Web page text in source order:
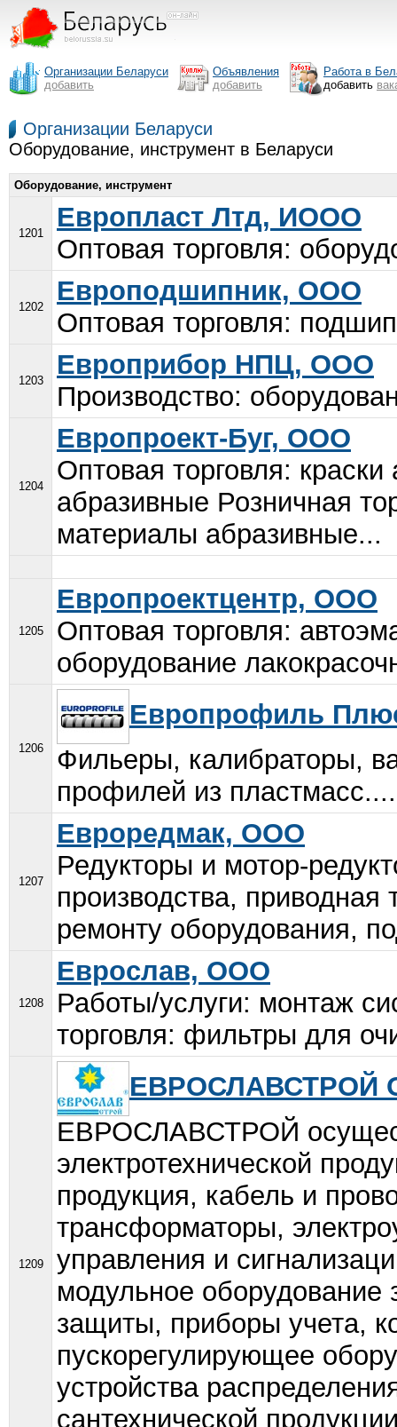
Организации Беларуси
добавить
Объявления
добавить
Работа в
добавить
Организации Беларуси
Оборудование, инструмент в Беларуси
Оборудование, инструмент
1201
Европласт Лтд, ИООО
Оптовая торговля:
1202
Европодшипник, ООО
Оптовая торговля:
1203
Европрибор НПЦ, ООО
Производство:
1204
Европроект-Буг, ООО
Оптовая торговля:
абразивные Розничная
материалы абразивные...
1205
Европроектцентр, ООО
Оптовая торговля:
оборудование
1206
Европрофиль
Фильеры, калибраторы,
профилей из пластмасс....
1207
Евроредмак, ООО
Редукторы и мотор-
производства, приводная
ремонту оборудования,
1208
Еврослав, ООО
Работы/услуги: монтаж
торговля: фильтры для
1209
ЕВРОСЛАВСТРОЙ
ЕВРОСЛАВСТРОЙ
электротехнической
продукция, кабель и
трансформаторы,
управления и
модульное оборудование
защиты, приборы учета,
пускорегулирующее
устройства
сантехнической